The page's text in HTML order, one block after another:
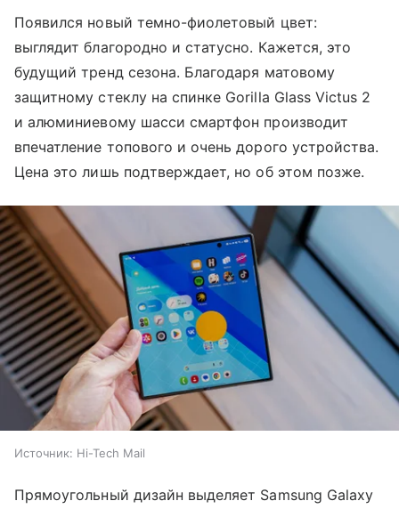
Появился новый темно-фиолетовый цвет:
выглядит благородно и статусно. Кажется, это
будущий тренд сезона. Благодаря матовому
защитному стеклу на спинке Gorilla Glass Victus 2
и алюминиевому шасси смартфон производит
впечатление топового и очень дорого устройства.
Цена это лишь подтверждает, но об этом позже.
Источник: Hi-Tech Mail
Прямоугольный дизайн выделяет Samsung Galaxy